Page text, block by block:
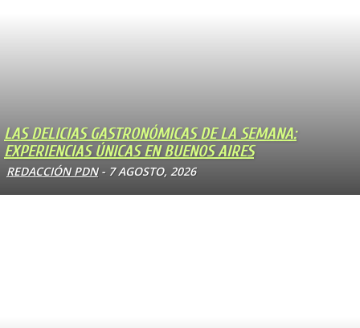
LAS DELICIAS GASTRONÓMICAS DE LA SEMANA:
EXPERIENCIAS ÚNICAS EN BUENOS AIRES
REDACCIÓN PDN - 7 AGOSTO, 2026